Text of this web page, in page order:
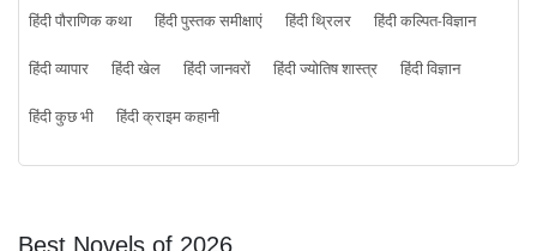
हिंदी पौराणिक कथा
हिंदी पुस्तक समीक्षाएं हिंदी थ्रिलर
हिंदी कल्पित-विज्ञान
हिंदी व्यापार
हिंदी खेल हिंदी जानवरों हिंदी ज्योतिष शास्त्र
हिंदी विज्ञान
हिंदी कुछ भी
हिंदी क्राइम कहानी
Best Novels of 2026